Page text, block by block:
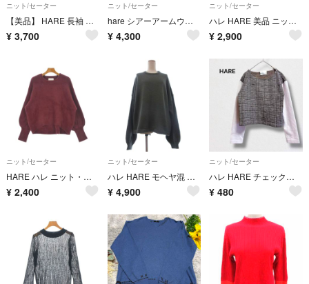
ニット/セーター
【美品】 HARE 長袖 リブニット ハイネック パープル
¥ 3,700
ニット/セーター
hare シアーアームウォーマープルオーバー リブニット サマーニット 半袖 ブラック 個性的トップス
¥ 4,300
ニット/セーター
ハレ HARE 美品 ニット セーター 長袖 F シャギー クルーネック 青
¥ 2,900
ニット/セーター
HARE ハレ ニット・セーター M 赤 【古着】【中古】【送料無料】
¥ 2,400
ニット/セーター
ハレ HARE モヘヤ混 ニット セーター 長袖 ライトグレー系 S
¥ 4,900
ニット/セーター
ハレ HARE チェック切替 ニット ショート丈 日本製 ウール 綿混 長袖 F
¥ 480